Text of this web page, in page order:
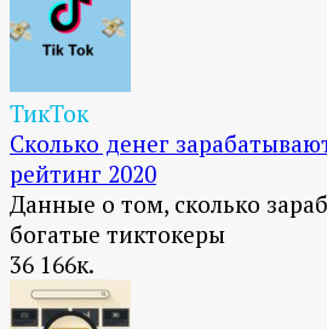
ТикТок
Сколько денег
рейтинг 2020
Данные о том, сколько
богатые тиктокеры
36 166к.